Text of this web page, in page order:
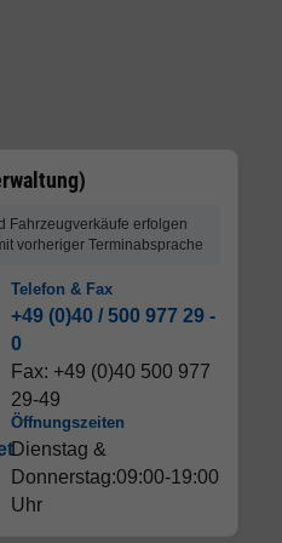
Fahrzeugverkäufe erfolgen
vorheriger Terminabsprache
Telefon & Fax
+49 (0)40 / 500 977 29 -
0
Fax: +49 (0)40 500 977
29-49
Öffnungszeiten
Dienstag &
Donnerstag:09:00-19:00
Uhr